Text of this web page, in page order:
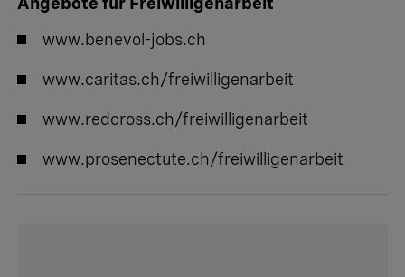
www.benevol-jobs.ch
www.caritas.ch/freiwilligenarbeit
www.redcross.ch/freiwilligenarbeit
www.prosenectute.ch/freiwilligenarbeit